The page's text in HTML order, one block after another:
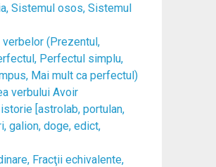
Sistemul osos, Sistemul
(Prezentul,
Perfectul simplu,
Mai mult ca perfectul)
verbului Avoir
[astrolab, portulan,
galion, doge, edict,
Fracţii echivalente,